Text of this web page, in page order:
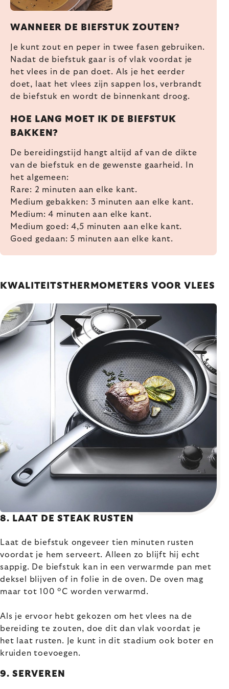
WANNEER DE BIEFSTUK ZOUTEN?
Je kunt zout en peper in twee fasen gebruiken.
Nadat de biefstuk gaar is of vlak voordat je
het vlees in de pan doet. Als je het eerder
doet, laat het vlees zijn sappen los, verbrandt
de biefstuk en wordt de binnenkant droog.
HOE LANG MOET IK DE BIEFSTUK
BAKKEN?
De bereidingstijd hangt altijd af van de dikte
van de biefstuk en de gewenste gaarheid. In
het algemeen:
Rare: 2 minuten aan elke kant.
Medium gebakken: 3 minuten aan elke kant.
Medium: 4 minuten aan elke kant.
Medium goed: 4,5 minuten aan elke kant.
Goed gedaan: 5 minuten aan elke kant.
KWALITEITSTHERMOMETERS VOOR VLEES
8. LAAT DE STEAK RUSTEN
Laat de biefstuk ongeveer tien minuten rusten
voordat je hem serveert. Alleen zo blijft hij echt
sappig. De biefstuk kan in een verwarmde pan met
deksel blijven of in folie in de oven. De oven mag
maar tot 100 °C worden verwarmd.
Als je ervoor hebt gekozen om het vlees na de
bereiding te zouten, doe dit dan vlak voordat je
het laat rusten. Je kunt in dit stadium ook boter en
kruiden toevoegen.
9. SERVEREN